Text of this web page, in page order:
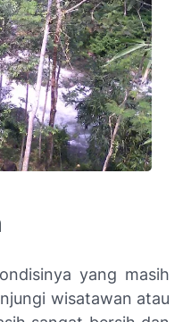
yang masih
wisatawan atau